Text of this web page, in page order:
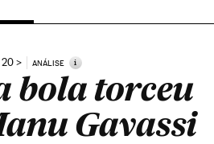
20 ANÁLISE i
bola torceu
Gavassi